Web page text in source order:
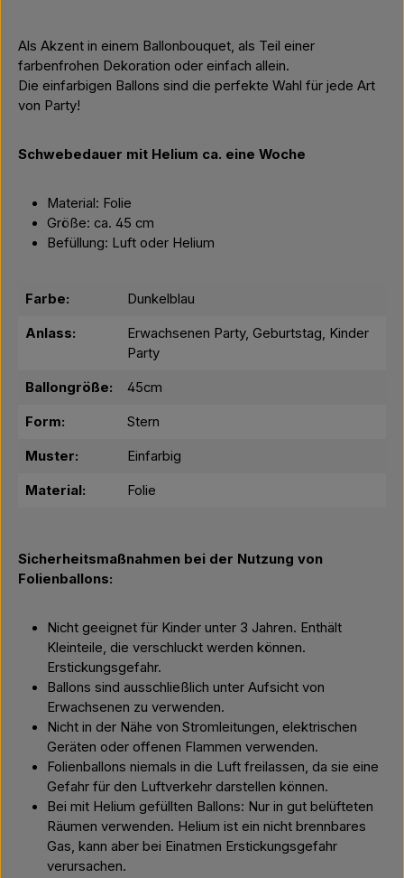
Als Akzent in einem Ballonbouquet, als Teil einer
farbenfrohen Dekoration oder einfach allein.
Die einfarbigen Ballons sind die perfekte Wahl für jede Art
von Party!
Schwebedauer mit Helium ca. eine Woche
Material: Folie
Größe: ca. 45 cm
Befüllung: Luft oder Helium
Farbe: Dunkelblau
Anlass:
Erwachsenen Party, Geburtstag, Kinder
Party
Ballongröße: 45cm
Form: Stern
Muster: Einfarbig
Material: Folie
Sicherheitsmaßnahmen bei der Nutzung von
Folienballons:
Nicht geeignet für Kinder unter 3 Jahren. Enthält
Kleinteile, die verschluckt werden können.
Erstickungsgefahr.
Ballons sind ausschließlich unter Aufsicht von
Erwachsenen zu verwenden.
Nicht in der Nähe von Stromleitungen, elektrischen
Geräten oder offenen Flammen verwenden.
Folienballons niemals in die Luft freilassen, da sie eine
Gefahr für den Luftverkehr darstellen können.
Bei mit Helium gefüllten Ballons: Nur in gut belüfteten
Räumen verwenden. Helium ist ein nicht brennbares
Gas, kann aber bei Einatmen Erstickungsgefahr
verursachen.